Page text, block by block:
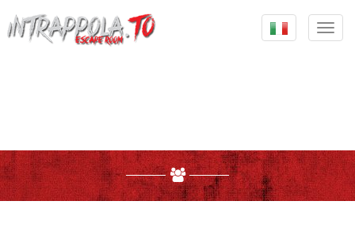
"Organization", "url": "https://intrappola.to", "logo":
"https://intrappola.to/assets/img/